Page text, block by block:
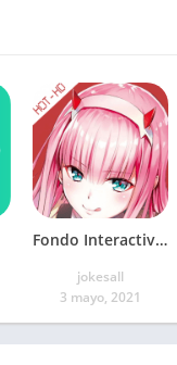
Fondo Interactivo Otaku
jokesall
3 mayo, 2021